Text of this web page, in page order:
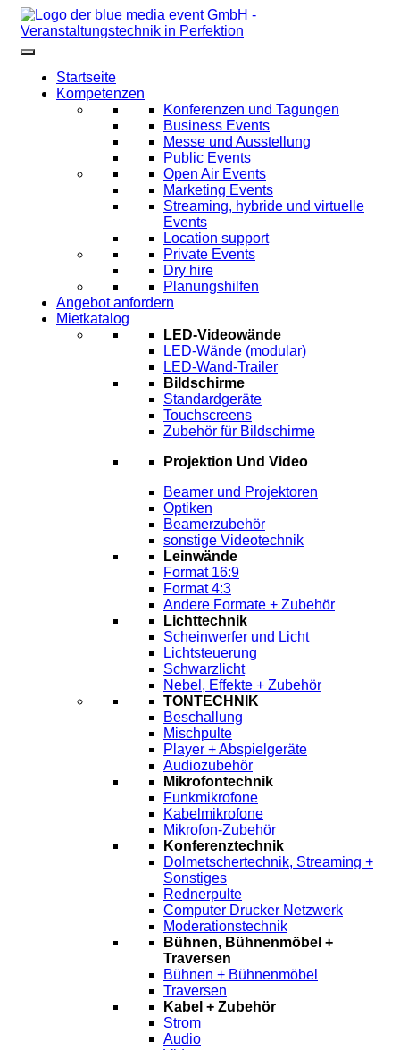
Startseite
Kompetenzen
Konferenzen und Tagungen
Business Events
Messe und Ausstellung
Public Events
Open Air Events
Marketing Events
Streaming, hybride und virtuelle
Events
Location support
Private Events
Dry hire
Planungshilfen
Angebot anfordern
Mietkatalog
LED-Videowände
LED-Wände (modular)
LED-Wand-Trailer
Bildschirme
Standardgeräte
Touchscreens
Zubehör für Bildschirme
Projektion Und Video
Beamer und Projektoren
Optiken
Beamerzubehör
sonstige Videotechnik
Leinwände
Format 16:9
Format 4:3
Andere Formate + Zubehör
Lichttechnik
Scheinwerfer und Licht
Lichtsteuerung
Schwarzlicht
Nebel, Effekte + Zubehör
TONTECHNIK
Beschallung
Mischpulte
Player + Abspielgeräte
Audiozubehör
Mikrofontechnik
Funkmikrofone
Kabelmikrofone
Mikrofon-Zubehör
Konferenztechnik
Dolmetschertechnik, Streaming +
Sonstiges
Rednerpulte
Computer Drucker Netzwerk
Moderationstechnik
Bühnen, Bühnenmöbel +
Traversen
Bühnen + Bühnenmöbel
Traversen
Kabel + Zubehör
Strom
Audio